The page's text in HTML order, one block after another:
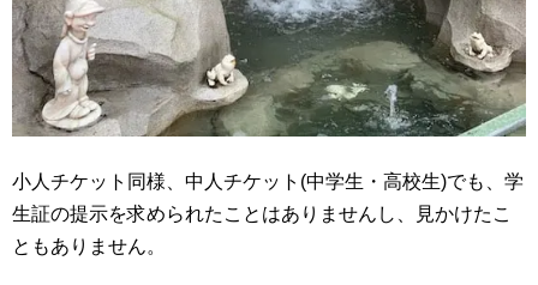
小人チケット同様、中人チケット(中学生・高校生)でも、学
生証の提示を求められたことはありませんし、見かけたこ
ともありません。